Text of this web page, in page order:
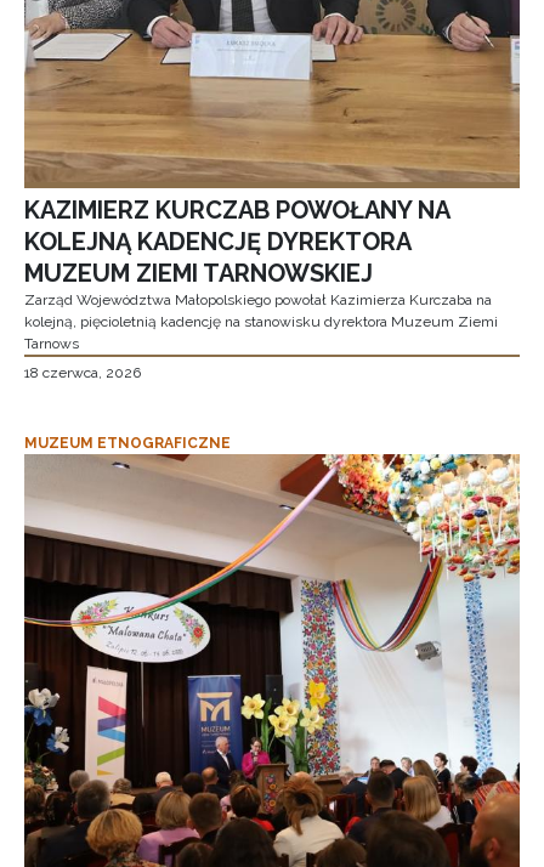
KAZIMIERZ KURCZAB POWOŁANY NA
KOLEJNĄ KADENCJĘ DYREKTORA
MUZEUM ZIEMI TARNOWSKIEJ
Zarząd Województwa Małopolskiego powołał Kazimierza Kurczaba na
kolejną, pięcioletnią kadencję na stanowisku dyrektora Muzeum Ziemi
Tarnows
18 czerwca, 2026
MUZEUM ETNOGRAFICZNE